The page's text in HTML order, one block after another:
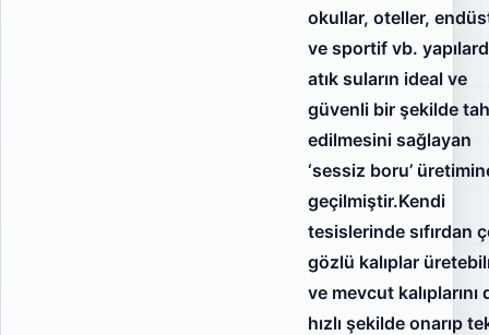
okullar, oteller,
ve sportif vb.
atık suların ideal ve
güvenli bir şekilde
edilmesini sağlayan
‘sessiz boru’
geçilmiştir.Kendi
tesislerinde sıfırdan
gözlü kalıplar
ve mevcut kalıplarını
hızlı şekilde onarıp